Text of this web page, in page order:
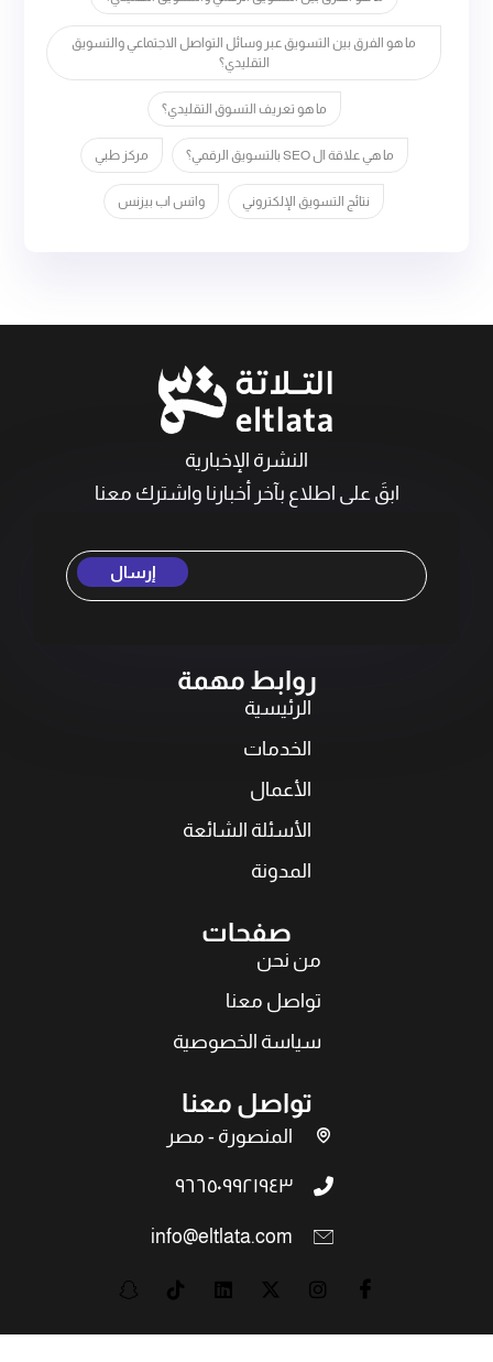
ما هو الفرق بين التسويق عبر وسائل التواصل الاجتماعي والتسويق
التقليدي؟
ما هو تعريف التسوق التقليدي؟
ما هي علاقة ال SEO بالتسويق الرقمي؟ مركز طبي
نتائج التسويق الإلكتروني واتس اب بيزنس
النشرة الإخبارية
ابقَ على اطلاع بآخر أخبارنا واشترك معنا
إرسال
روابط مهمة
الرئيسية
الخدمات
الأعمال
الأسئلة الشائعة
المدونة
صفحات
من نحن
تواصل معنا
سياسة الخصوصية
تواصل معنا
المنصورة - مصر
٩٦٦٥٠٩٩٢١٩٤٣
info@eltlata.com